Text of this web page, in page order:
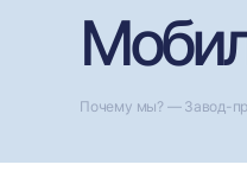
Почему мы? — Завод-